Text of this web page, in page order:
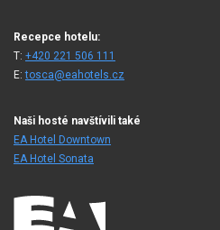
Recepce hotelu:
T: +420 221 506 111
E:tosca@eahotels.cz
Naši hosté navštívili také
EA Hotel Downtown
EA Hotel Sonata